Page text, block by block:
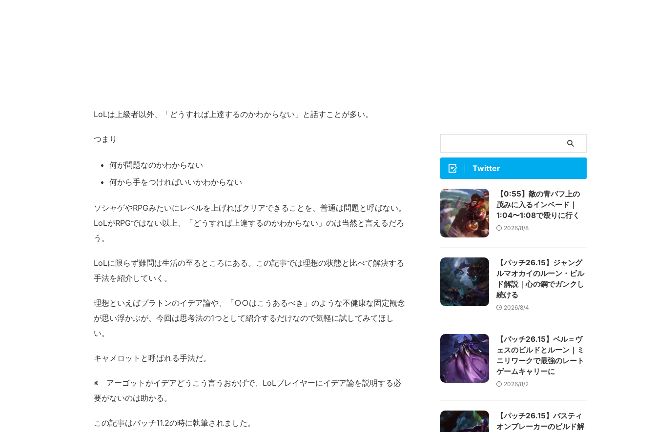
LoLは上級者以外、 「どうすれば上達するのかわからない」 と話すことが多い。
つまり
何が問題なのかわからない
何から手をつければいいかわからない
ソシャゲやRPGみたいにレベルを上げればクリアできることを、普通は問題と呼ばない。
LoLがRPGではない以上、
「どうすれば上達するのかわからない」 のは当然と言えるだろ
う。
LoLに限らず難問は生活の至るところにある。この記事では理想の状態と比べて解決する
手法を紹介していく。
理想といえばプラトンのイデア論や、「○○はこうあるべき」のような不健康な固定観念
が思い浮かぶが、今回は思考法の1つとして紹介するだけなので気軽に試してみてほし
い。
キャメロットと呼ばれる手法だ。
※ アーゴットがイデアどうこう言うおかげで、LoLプレイヤーにイデア論を説明する必
要がないのは助かる。
この記事はパッチ11.2の時に執筆されました。
Twitter
【0:55】敵の青バフ上の
茂みに入るインベード｜
1:04〜1:08で殴りに行く
2026/8/8
【パッチ26.15】ジャング
ルマオカイのルーン・ビル
ド解説｜心の鋼でガンクし
続ける
2026/8/4
【パッチ26.15】ベル＝ヴ
ェスのビルドとルーン｜ミ
ニリワークで最強のレート
ゲームキャリーに
2026/8/2
【パッチ26.15】バスティ
オンブレーカーのビルド解